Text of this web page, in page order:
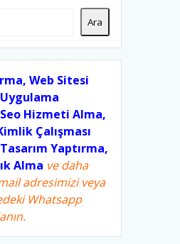
Ara
Web Sitesi
Hizmeti Alma,
Çalışması
Yaptırma,
Alma ve daha
adresimizi veya
Whatsapp